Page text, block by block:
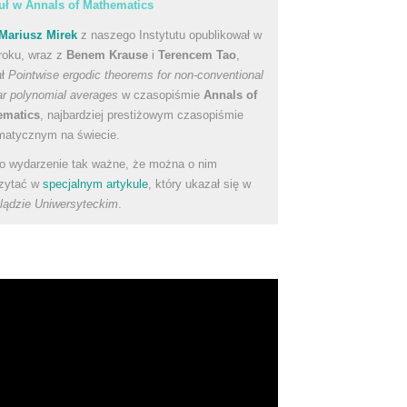
w Annals of Mathematics
Mariusz Mirek z naszego Instytutu opublikował w
wraz z Benem Krause i Terencem Tao
Pointwise ergodic theorems for non-conventional
polynomial averages w czasopiśmie Annals of
, najbardziej prestiżowym czasopiśmie
na świecie.
wydarzenie tak ważne, że można o nim
w specjalnym artykule, który ukazał się w
Uniwersyteckim.